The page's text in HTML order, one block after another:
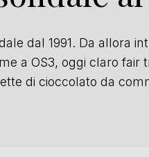
dal 1991. Da allora
a OS3, oggi claro
di cioccolato da